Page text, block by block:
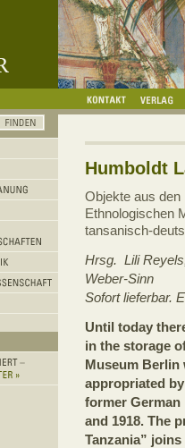
Humboldt
Objekte aus den
Ethnologischen
tansanisch-
Hrsg. Lili
Weber-Sinn
Sofort lieferbar.
Until today
in the storage
Museum Berlin
appropriated
former German
and 1918. The
Tanzania”